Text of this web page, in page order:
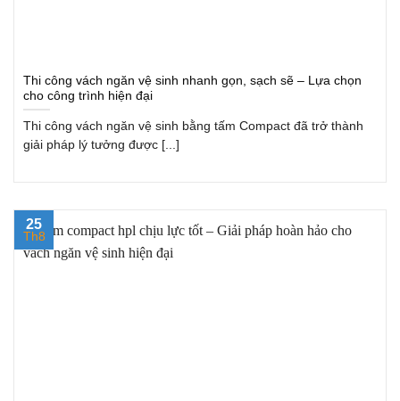
Thi công vách ngăn vệ sinh nhanh gọn, sạch sẽ – Lựa chọn
cho công trình hiện đại
Thi công vách ngăn vệ sinh bằng tấm Compact đã trở thành
giải pháp lý tưởng được [...]
25
Th8